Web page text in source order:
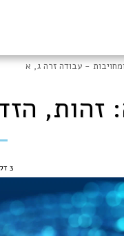
- עבודה זרה ג, א
זהות,
3 דקות קריאה